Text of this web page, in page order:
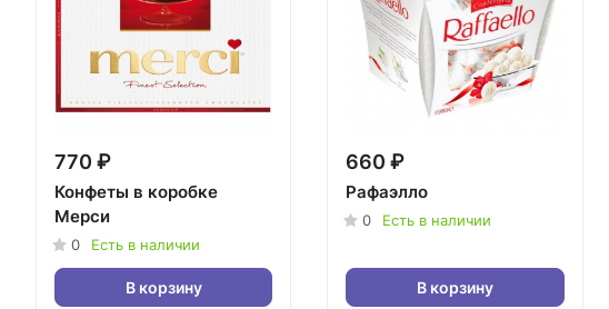
770 ₽
Конфеты в коробке
Мерси
0 Есть в наличии
В корзину
660 ₽
Рафаэлло
0 Есть в наличии
В корзину